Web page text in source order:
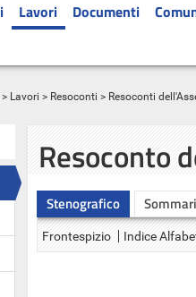
Lavori Documenti
> Lavori > Resoconti > Resoconti
Resoconto
Stenografico
Frontespizio Indice